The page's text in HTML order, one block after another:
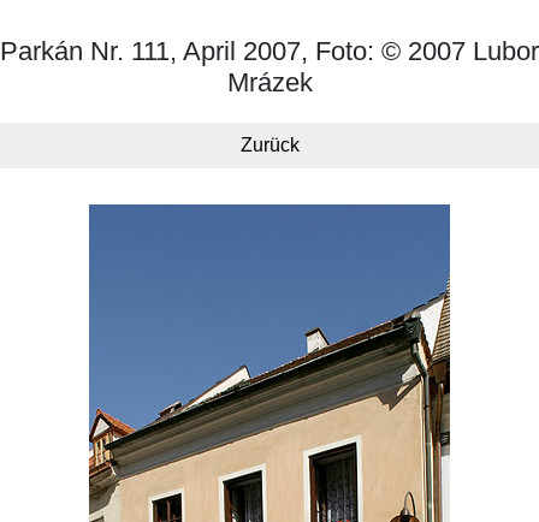
Parkán Nr. 111, April 2007, Foto: © 2007 Lubor
Mrázek
Zurück